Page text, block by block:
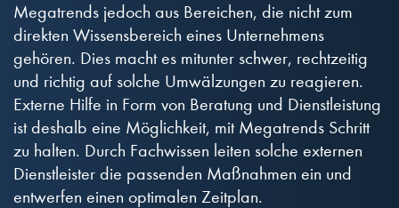
Megatrends jedoch aus Bereichen, die nicht zum
direkten Wissensbereich eines Unternehmens
gehören. Dies macht es mitunter schwer, rechtzeitig
und richtig auf solche Umwälzungen zu reagieren.
Externe Hilfe in Form von Beratung und Dienstleistung
ist deshalb eine Möglichkeit, mit Megatrends Schritt
zu halten. Durch Fachwissen leiten solche externen
Dienstleister die passenden Maßnahmen ein und
entwerfen einen optimalen Zeitplan.